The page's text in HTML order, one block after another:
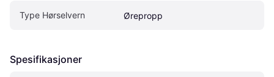
Type Hørselvern Ørepropp
Spesifikasjoner